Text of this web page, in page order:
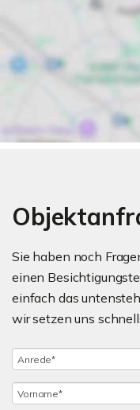
Sie haben noch
einen
einfach das
wir setzen uns